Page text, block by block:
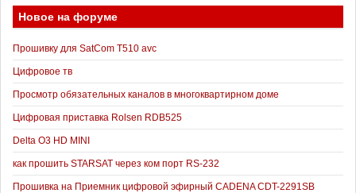
Новое на форуме
Прошивку для SatCom T510 avc
Цифровое тв
Просмотр обязательных каналов в многоквартирном доме
Цифровая приставка Rolsen RDB525
Delta O3 HD MINI
как прошить STARSAT через ком порт RS-232
Прошивка на Приемник цифровой эфирный CADENA CDT-2291SB